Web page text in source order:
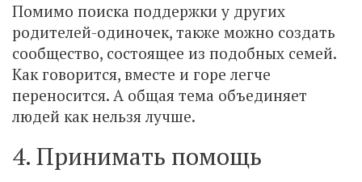
Помимо поиска поддержки у других
родителей-одиночек, также можно создать
сообщество, состоящее из подобных семей.
Как говорится, вместе и горе легче
переносится. А общая тема объединяет
людей как нельзя лучше.
4. Принимать помощь